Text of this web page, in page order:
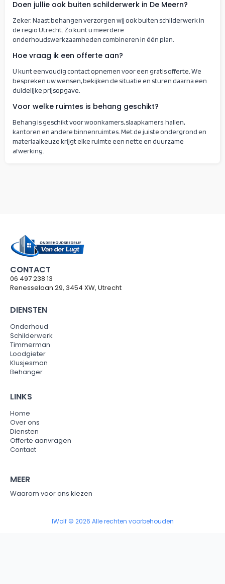
Doen jullie ook buiten schilderwerk in De Meern?
Zeker. Naast behangen verzorgen wij ook buiten schilderwerk in
de regio Utrecht. Zo kunt u meerdere
onderhoudswerkzaamheden combineren in één plan.
Hoe vraag ik een offerte aan?
U kunt eenvoudig contact opnemen voor een gratis offerte. We
bespreken uw wensen, bekijken de situatie en sturen daarna een
duidelijke prijsopgave.
Voor welke ruimtes is behang geschikt?
Behang is geschikt voor woonkamers, slaapkamers, hallen,
kantoren en andere binnenruimtes. Met de juiste ondergrond en
materiaalkeuze krijgt elke ruimte een nette en duurzame
afwerking.
CONTACT
06 497 238 13
Renesselaan 29, 3454 XW, Utrecht
DIENSTEN
Onderhoud
Schilderwerk
Timmerman
Loodgieter
Klusjesman
Behanger
LINKS
Home
Over ons
Diensten
Offerte aanvragen
Contact
MEER
Waarom voor ons kiezen
IWolf © 2026 Alle rechten voorbehouden